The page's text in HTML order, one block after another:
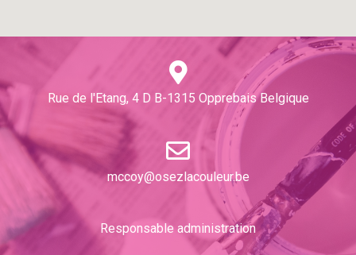
Rue de l'Etang, 4 D B-1315 Opprebais Belgique
mccoy@osezlacouleur.be
Responsable administration